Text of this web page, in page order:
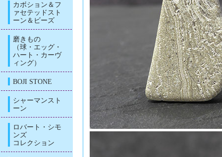
カボション＆フ
ァセテッドスト
ーン＆ビーズ
磨きもの
（球・エッグ・
ハート・カーヴ
ィング）
BOJI STONE
シャーマンスト
ーン
ロバート・シモ
ンズ
コレクション